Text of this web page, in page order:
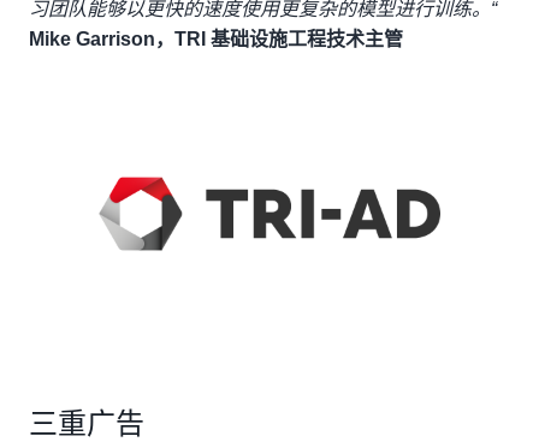
习团队能够以更快的速度使用更复杂的模型进行训练。“
Mike Garrison，TRI 基础设施工程技术主管
三重广告